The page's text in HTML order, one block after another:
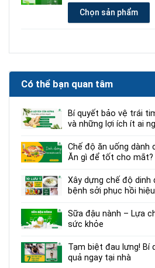
Chọn sản phẩm
Có thể bạn quan tâm
Bí quyết bảo vệ trái
và những lợi ích ít ai
Chế độ ăn uống dành
Ăn gì để tốt cho mắt?
Xây dựng chế độ dinh
bệnh sởi phục hồi
Sữa đậu nành – Lựa
sức khỏe
Tạm biệt đau lưng! Bí
quả ngay tại nhà